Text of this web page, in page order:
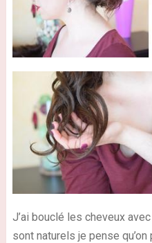
J’ai bouclé les cheveux
sont naturels je pense